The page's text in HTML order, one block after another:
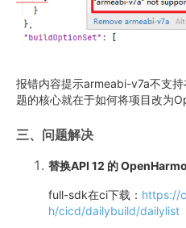
报错内容提示armeabi-v7a不支
题的核心就在于如何将项目改为
三、问题解决
替换API 12 的
full-sdk在ci下载： https://
h/cicd/dailybuild/dailylist